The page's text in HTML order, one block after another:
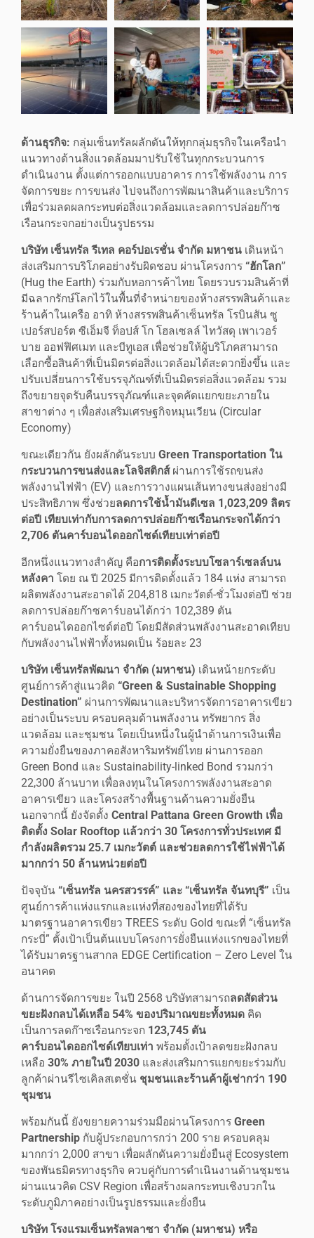
ด้านธุรกิจ: กลุ่มเซ็นทรัลผลักดันให้ทุกกลุ่มธุรกิจในเครือนำ
แนวทางด้านสิ่งแวดล้อมมาปรับใช้ในทุกกระบวนการ
ดำเนินงาน ตั้งแต่การออกแบบอาคาร การใช้พลังงาน การ
จัดการขยะ การขนส่ง ไปจนถึงการพัฒนาสินค้าและบริการ
เพื่อร่วมลดผลกระทบต่อสิ่งแวดล้อมและลดการปล่อยก๊าซ
เรือนกระจกอย่างเป็นรูปธรรม
บริษัท เซ็นทรัล รีเทล คอร์ปอเรชั่น จำกัด มหาชน เดินหน้า
ส่งเสริมการบริโภคอย่างรับผิดชอบ ผ่านโครงการ “ฮักโลก”
(Hug the Earth) ร่วมกับหอการค้าไทย โดยรวบรวมสินค้าที่
มีฉลากรักษ์โลกไว้ในพื้นที่จำหน่ายของห้างสรรพสินค้าและ
ร้านค้าในเครือ อาทิ ห้างสรรพสินค้าเซ็นทรัล โรบินสัน ซู
เปอร์สปอร์ต ซีเอ็มจี ท็อปส์ โก โฮลเซลล์ ไทวัสดุ เพาเวอร์
บาย ออฟฟิศเมท และบีทูเอส เพื่อช่วยให้ผู้บริโภคสามารถ
เลือกซื้อสินค้าที่เป็นมิตรต่อสิ่งแวดล้อมได้สะดวกยิ่งขึ้น และ
ปรับเปลี่ยนการใช้บรรจุภัณฑ์ที่เป็นมิตรต่อสิ่งแวดล้อม รวม
ถึงขยายจุดรับคืนบรรจุภัณฑ์และจุดคัดแยกขยะภายใน
สาขาต่าง ๆ เพื่อส่งเสริมเศรษฐกิจหมุนเวียน (Circular
Economy)
ขณะเดียวกัน ยังผลักดันระบบ Green Transportation ใน
กระบวนการขนส่งและโลจิสติกส์ผ่านการใช้รถขนส่ง
พลังงานไฟฟ้า (EV) และการวางแผนเส้นทางขนส่งอย่างมี
ประสิทธิภาพ ซึ่งช่วยลดการใช้น้ำมันดีเซล 1,023,209 ลิตร
ต่อปี เทียบเท่ากับการลดการปล่อยก๊าซเรือนกระจกได้กว่า
2,706 ตันคาร์บอนไดออกไซด์เทียบเท่าต่อปี
อีกหนึ่งแนวทางสำคัญ คือการติดตั้งระบบโซลาร์เซลล์บน
หลังคา โดย ณ ปี 2025 มีการติดตั้งแล้ว 184 แห่ง สามารถ
ผลิตพลังงานสะอาดได้ 204,818 เมกะวัตต์-ชั่วโมงต่อปี ช่วย
ลดการปล่อยก๊าซคาร์บอนได้กว่า 102,389 ตัน
คาร์บอนไดออกไซด์ต่อปี โดยมีสัดส่วนพลังงานสะอาดเทียบ
กับพลังงานไฟฟ้าทั้งหมดเป็น ร้อยละ 23
บริษัท เซ็นทรัลพัฒนา จำกัด (มหาชน) เดินหน้ายกระดับ
ศูนย์การค้าสู่แนวคิด “Green & Sustainable Shopping
Destination” ผ่านการพัฒนาและบริหารจัดการอาคารเขียว
อย่างเป็นระบบ ครอบคลุมด้านพลังงาน ทรัพยากร สิ่ง
แวดล้อม และชุมชน โดยเป็นหนึ่งในผู้นำด้านการเงินเพื่อ
ความยั่งยืนของภาคอสังหาริมทรัพย์ไทย ผ่านการออก
Green Bond และ Sustainability-linked Bond รวมกว่า
22,300 ล้านบาท เพื่อลงทุนในโครงการพลังงานสะอาด
อาคารเขียว และโครงสร้างพื้นฐานด้านความยั่งยืน
นอกจากนี้ ยังจัดตั้ง Central Pattana Green Growth เพื่อ
ติดตั้ง Solar Rooftop แล้วกว่า 30 โครงการทั่วประเทศ มี
กำลังผลิตรวม 25.7 เมกะวัตต์ และช่วยลดการใช้ไฟฟ้าได้
มากกว่า 50 ล้านหน่วยต่อปี
ปัจจุบัน “เซ็นทรัล นครสวรรค์” และ “เซ็นทรัล จันทบุรี” เป็น
ศูนย์การค้าแห่งแรกและแห่งที่สองของไทยที่ได้รับ
มาตรฐานอาคารเขียว TREES ระดับ Gold ขณะที่ “เซ็นทรัล
กระบี่” ตั้งเป้าเป็นต้นแบบโครงการยั่งยืนแห่งแรกของไทยที่
ได้รับมาตรฐานสากล EDGE Certification – Zero Level ใน
อนาคต
ด้านการจัดการขยะ ในปี 2568 บริษัทสามารถลดสัดส่วน
ขยะฝังกลบได้เหลือ 54% ของปริมาณขยะทั้งหมด คิด
เป็นการลดก๊าซเรือนกระจก 123,745 ตัน
คาร์บอนไดออกไซด์เทียบเท่า พร้อมตั้งเป้าลดขยะฝังกลบ
เหลือ 30% ภายในปี 2030 และส่งเสริมการแยกขยะร่วมกับ
ลูกค้าผ่านรีไซเคิลสเตชั่น ชุมชนและร้านค้าผู้เช่ากว่า 190
ชุมชน
พร้อมกันนี้ ยังขยายความร่วมมือผ่านโครงการ Green
Partnership กับผู้ประกอบการกว่า 200 ราย ครอบคลุม
มากกว่า 2,000 สาขา เพื่อผลักดันความยั่งยืนสู่ Ecosystem
ของพันธมิตรทางธุรกิจ ควบคู่กับการดำเนินงานด้านชุมชน
ผ่านแนวคิด CSV Region เพื่อสร้างผลกระทบเชิงบวกใน
ระดับภูมิภาคอย่างเป็นรูปธรรมและยั่งยืน
บริษัท โรงแรมเซ็นทรัลพลาซา จำกัด (มหาชน) หรือ